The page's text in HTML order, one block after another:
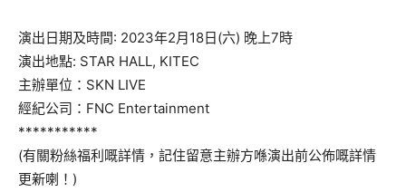
演出日期及時間: 2023年2月18日(六) 晚上7時
演出地點: STAR HALL, KITEC
主辦單位：SKN LIVE
經紀公司：FNC Entertainment
***********
(有關粉絲福利嘅詳情，記住留意主辦方喺演出前公佈嘅詳情
更新喇！)